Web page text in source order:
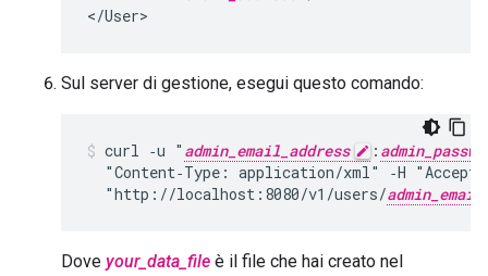
</User>
Sul server di gestione, esegui questo comando:
curl ‑u " admin_email_address :
"Content‑Type: application/xml" ‑H
  "http://localhost:8080/v1/users/
Dove your_data_file è il file che hai creato nel